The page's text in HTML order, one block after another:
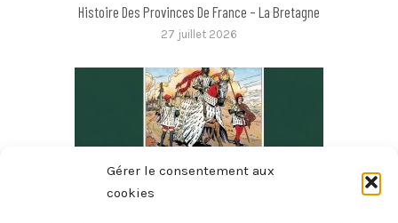
Gérer le consentement aux
cookies
Histoire Des Provinces De France – La Bretagne
27 juillet 2026